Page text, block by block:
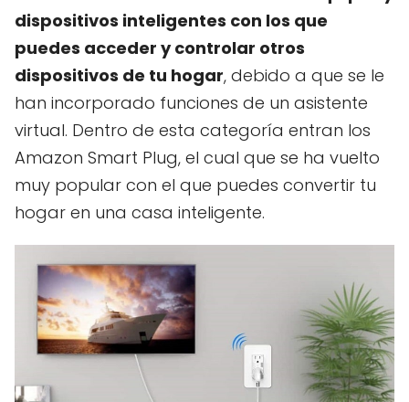
dispositivos inteligentes con los que
puedes acceder y controlar otros
dispositivos de tu hogar, debido a que se le
han incorporado funciones de un asistente
virtual. Dentro de esta categoría entran los
Amazon Smart Plug, el cual que se ha vuelto
muy popular con el que puedes convertir tu
hogar en una casa inteligente.